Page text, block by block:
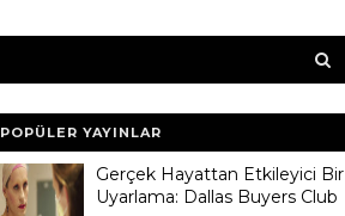
POPÜLER YAYINLAR
Gerçek Hayattan Etkileyici Bir
Uyarlama: Dallas Buyers Club